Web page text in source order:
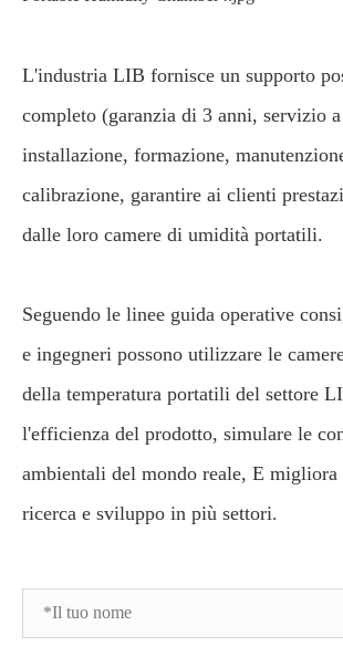
L'industria LIB fornisce un supporto
completo (garanzia di 3 anni, servizio
installazione, formazione,
calibrazione, garantire ai clienti
dalle loro camere di umidità portatili.
Seguendo le linee guida operative
e ingegneri possono utilizzare le
della temperatura portatili del settore
l'efficienza del prodotto, simulare le
ambientali del mondo reale, E migliora
ricerca e sviluppo in più settori.